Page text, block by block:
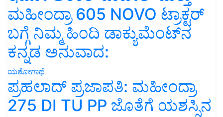
ಮಹೀಂದ್ರಾ 605 NOVO ಟ್ರಾಕ್ಟರ್
ಬಗ್ಗೆ ನಿಮ್ಮ ಹಿಂದಿ ಡಾಕ್ಯುಮೆಂಟ್‌ನ
ಕನ್ನಡ ಅನುವಾದ:
ಯಶೋಗಾಥೆ
ಪ್ರಹಲಾದ್ ಪ್ರಜಾಪತಿ: ಮಹೀಂದ್ರಾ
275 DI TU PP ಜೊತೆಗೆ ಯಶಸ್ಸಿನ